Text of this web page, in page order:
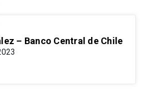
– Banco Central de Chile